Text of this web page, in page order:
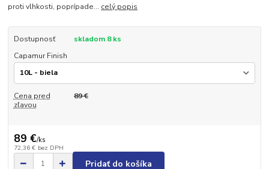
proti vlhkosti, poprípade... celý popis
Dostupnosť
skladom 8 ks
Capamur Finish
Cena pred
zľavou
89 €
89 €/ks
72,36 € bez DPH
Pridať do košíka